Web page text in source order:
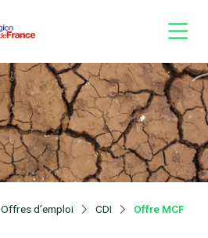
Offres d’emploi CDI
Offre MCF